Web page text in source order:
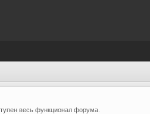
весь функционал форума.